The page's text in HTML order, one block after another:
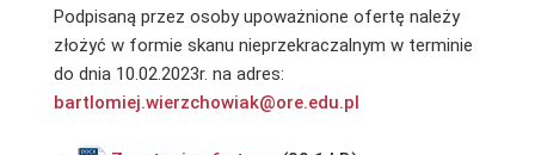
Podpisaną przez osoby upoważnione ofertę należy
złożyć w formie skanu nieprzekraczalnym w terminie
do dnia 10.02.2023r. na adres:
bartlomiej.wierzchowiak@ore.edu.pl